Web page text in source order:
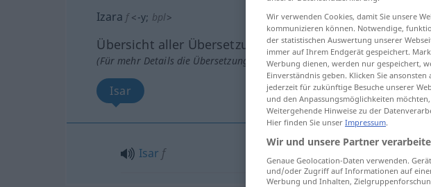
Izara f <-y; bpl>
Übersicht aller Übersetzungen
(Für mehr Details die Übersetzung anklicken/antippen)
Isar
Isar f
Wir verwenden Cookies, damit Sie unsere
kommunizieren können. Notwendige,
der statistischen Auswertung unserer
immer auf Ihrem Endgerät gespeichert.
Werbung dienen, werden nur gespeichert,
Einverständnis geben. Klicken Sie
jederzeit für zukünftige Besuche unserer
und den Anpassungsmöglichkeiten
Weitergehende Hinweise zu der
Hier finden Sie unser Impressum.
Wir und unsere Partner
Genaue Geolocation-Daten verwenden.
und/oder Zugriff auf Informationen auf
Werbung und Inhalten,